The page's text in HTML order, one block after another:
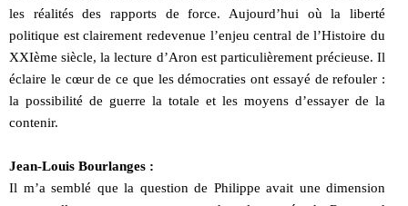
les réalités des rapports de force. Aujourd’hui où la liberté
politique est clairement redevenue l’enjeu central de l’Histoire du
XXIème siècle, la lecture d’Aron est particulièrement précieuse. Il
éclaire le cœur de ce que les démocraties ont essayé de refouler :
la possibilité de guerre la totale et les moyens d’essayer de la
contenir.
Jean-Louis Bourlanges :
Il m’a semblé que la question de Philippe avait une dimension